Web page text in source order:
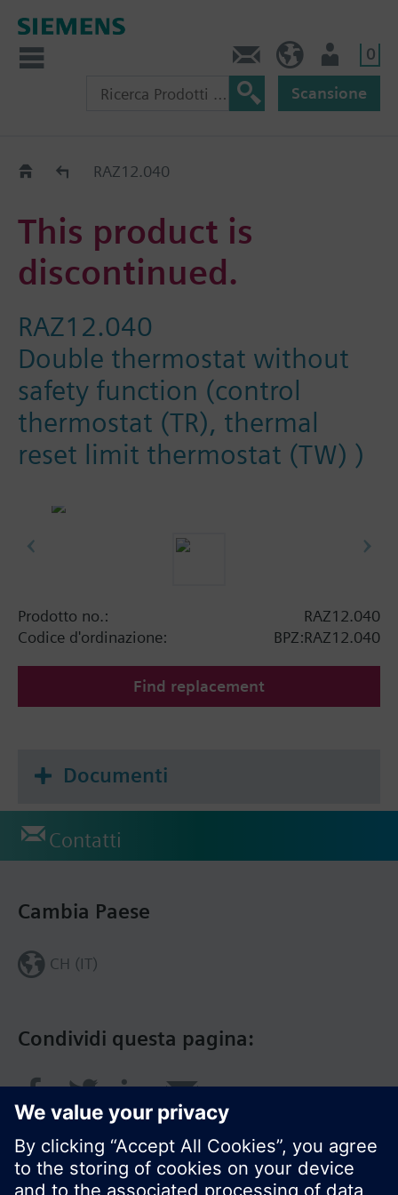
0
Scansione
Old2NewRAZ12.040
This product is
discontinued.
RAZ12.040
Double thermostat without
safety function (control
thermostat (TR), thermal
reset limit thermostat (TW) )
Prodotto no.:
RAZ12.040
Codice d'ordinazione:
BPZ:RAZ12.040
Find replacement
Documenti
Contatti
Condividi questa pagina:
Cambia Paese
CH (IT)